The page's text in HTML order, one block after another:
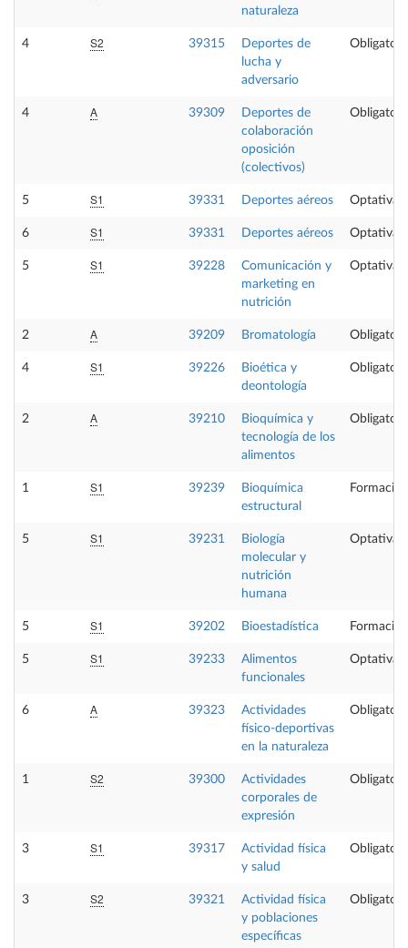
naturaleza
4 S2 39315
Deportes de
lucha y
adversario
4 A 39309
Deportes de
colaboración
oposición
(colectivos)
5 S1 39331 Deportes aéreos Optativa
6 S1 39331 Deportes aéreos Optativa
5 S1 39228
Comunicación y
marketing en
nutrición
Optativa
2 A 39209 Bromatología
4 S1 39226
Bioética y
deontología
2 A 39210
Bioquímica y
tecnología de los
alimentos
1 S1 39239
Bioquímica
estructural
5 S1 39231
Biología
molecular y
nutrición
humana
Optativa
5 S1 39202 Bioestadística
5 S1 39233
Alimentos
funcionales
Optativa
6 A 39323
Actividades
físico-deportivas
en la naturaleza
1 S2 39300
Actividades
corporales de
expresión
3 S1 39317
Actividad física
y salud
3 S2 39321
Actividad física
y poblaciones
específicas